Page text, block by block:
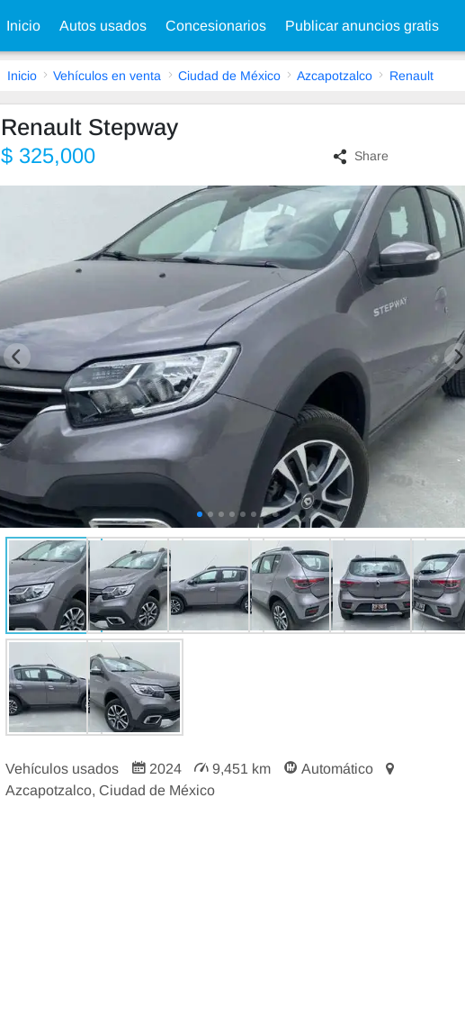
Inicio Autos usados Concesionarios Publicar anuncios gratis
Inicio Vehículos en venta Ciudad de México Azcapotzalco Renault
Renault Stepway
$ 325,000 Share
Vehículos usados 2024 9,451 km
Automático
Azcapotzalco, Ciudad de México